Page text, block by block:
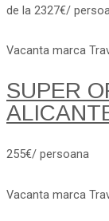
de la 2327€/
Vacanta marca
SUPER
255€/ persoana
Vacanta marca